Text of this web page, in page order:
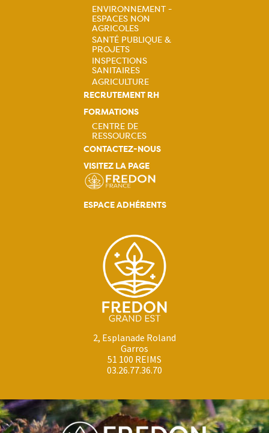
principale
Navigation
principale
ENVIRONNEMENT -
ESPACES NON
AGRICOLES
SANTÉ PUBLIQUE &
PROJETS
INSPECTIONS
SANITAIRES
AGRICULTURE
RECRUTEMENT RH
FORMATIONS
Navigation
principale
CENTRE DE
RESSOURCES
CONTACTEZ-NOUS
VISITEZ LA PAGE
ESPACE ADHÉRENTS
2, Esplanade Roland
Garros
51 100 REIMS
03.26.77.36.70